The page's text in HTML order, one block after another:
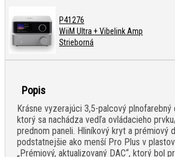
P41276
WiiM Ultra + Vibelink Amp
Strieborná
Popis
Krásne vyzerajúci 3,5-palcový
ktorý sa nachádza vedľa ovládacieho
prednom paneli. Hliníkový kryt a prémiový
podstatnejšie ako menší Pro Plus v
„Prémiový, aktualizovaný DAC“, ktorý bol